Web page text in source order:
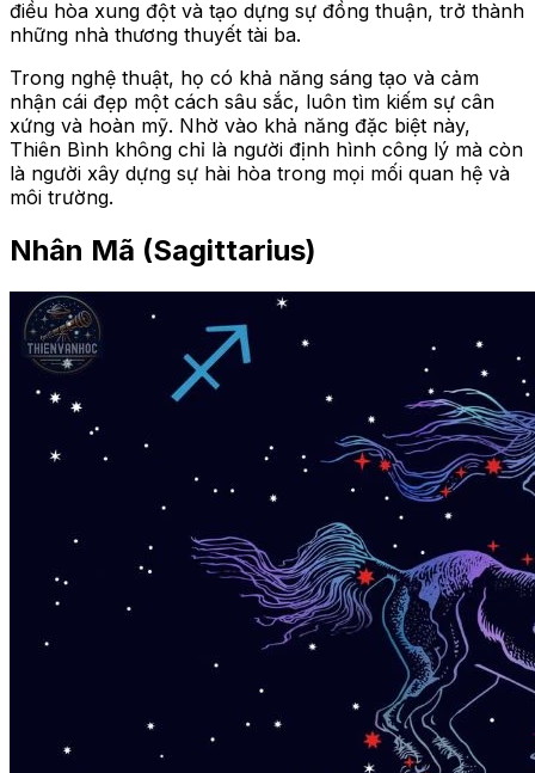
điều hòa xung đột và tạo dựng sự đồng thuận, trở thành
những nhà thương thuyết tài ba.
Trong nghệ thuật, họ có khả năng sáng tạo và cảm
nhận cái đẹp một cách sâu sắc, luôn tìm kiếm sự cân
xứng và hoàn mỹ. Nhờ vào khả năng đặc biệt này,
Thiên Bình không chỉ là người định hình công lý mà còn
là người xây dựng sự hài hòa trong mọi mối quan hệ và
môi trường.
Nhân Mã (Sagittarius)